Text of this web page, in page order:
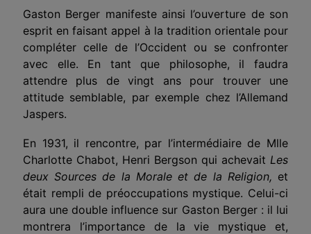
Gaston Berger manifeste ainsi l’ouverture de son
esprit en faisant appel à la tradition orientale pour
compléter celle de l’Occident ou se confronter
avec elle. En tant que philosophe, il faudra
attendre plus de vingt ans pour trouver une
attitude semblable, par exemple chez l’Allemand
Jaspers.
En 1931, il rencontre, par l’intermédiaire de Mlle
Charlotte Chabot, Henri Bergson qui achevait Les
deux Sources de la Morale et de la Religion, et
était rempli de préoccupations mystique. Celui-ci
aura une double influence sur Gaston Berger : il lui
montrera l’importance de la vie mystique et,